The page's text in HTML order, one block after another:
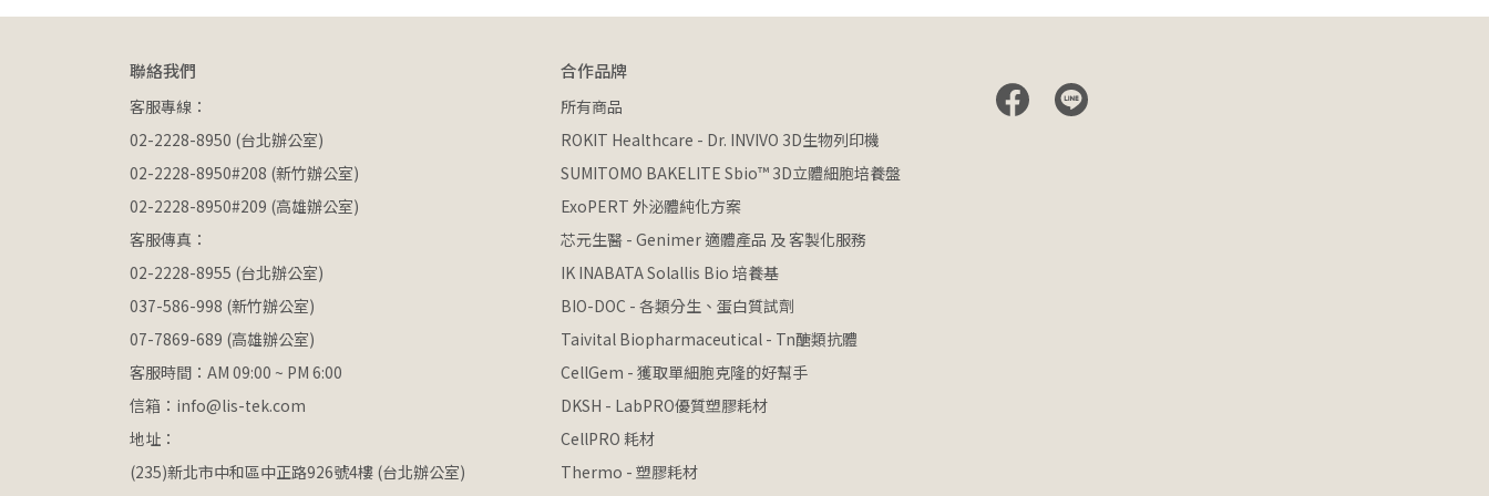
聯絡我們
客服專線：
02-2228-8950 (台北辦公室)
02-2228-8950#208 (新竹辦公室)
02-2228-8950#209 (高雄辦公室)
客服傳真：
02-2228-8955 (台北辦公室)
037-586-998 (新竹辦公室)
07-7869-689 (高雄辦公室)
客服時間：AM 09:00 ~ PM 6:00
信箱：info@lis-tek.com
地址：
(235)新北市中和區中正路926號4樓 (台北辦公室)
合作品牌
所有商品
ROKIT Healthcare - Dr. INVIVO 3D生物列印機
SUMITOMO BAKELITE Sbio™ 3D立體細胞培養盤
ExoPERT 外泌體純化方案
芯元生醫 - Genimer 適體產品 及 客製化服務
IK INABATA Solallis Bio 培養基
BIO-DOC - 各類分生、蛋白質試劑
Taivital Biopharmaceutical - Tn醣類抗體
CellGem - 獲取單細胞克隆的好幫手
DKSH - LabPRO優質塑膠耗材
CellPRO 耗材
Thermo - 塑膠耗材